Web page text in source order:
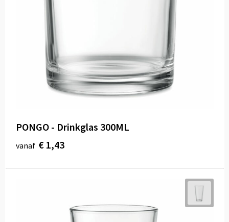
PONGO - Drinkglas 300ML
vanaf € 1,43